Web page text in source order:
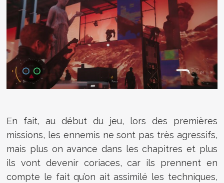
En fait, au début du jeu, lors des premières
missions, les ennemis ne sont pas très agressifs,
mais plus on avance dans les chapitres et plus
ils vont devenir coriaces, car ils prennent en
compte le fait qu’on ait assimilé les techniques,